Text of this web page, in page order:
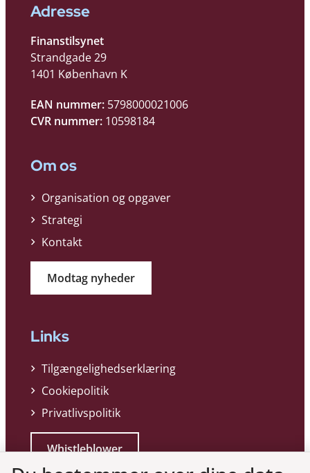
Adresse
Finanstilsynet
Strandgade 29
1401 København K
EAN nummer: 5798000021006
CVR nummer: 10598184
Om os
Organisation og opgaver
Strategi
Kontakt
Modtag nyheder
Links
Tilgængelighedserklæring
Cookiepolitik
Privatlivspolitik
Whistleblower